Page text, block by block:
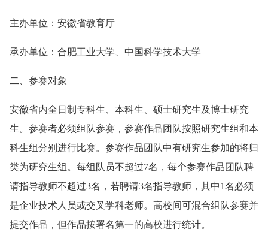
主办单位：安徽省教育厅
承办单位：合肥工业大学、中国科学技术大学
二、参赛对象
安徽省内全日制专科生、本科生、硕士研究生及博士研究
生。参赛者必须组队参赛，参赛作品团队按照研究生组和本
科生组分别进行比赛。参赛作品团队中有研究生参加的将归
类为研究生组。每组队员不超过7名，每个参赛作品团队聘
请指导教师不超过3名，若聘请3名指导教师，其中1名必须
是企业技术人员或交叉学科老师。高校间可混合组队参赛并
提交作品，但作品按署名第一的高校进行统计。